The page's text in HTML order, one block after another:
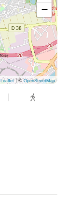
−
Leaflet| ©OpenStreetMap